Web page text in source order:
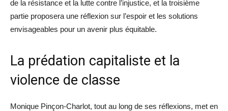
de la résistance et la lutte contre l’injustice, et la troisième
partie proposera une réflexion sur l’espoir et les solutions
envisageables pour un avenir plus équitable.
La prédation capitaliste et la
violence de classe
Monique Pinçon-Charlot, tout au long de ses réflexions, met en